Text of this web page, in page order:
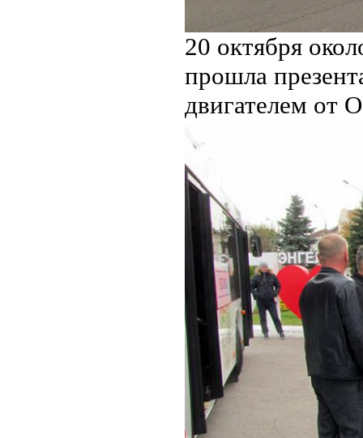
20 октября
прошла
двигателем